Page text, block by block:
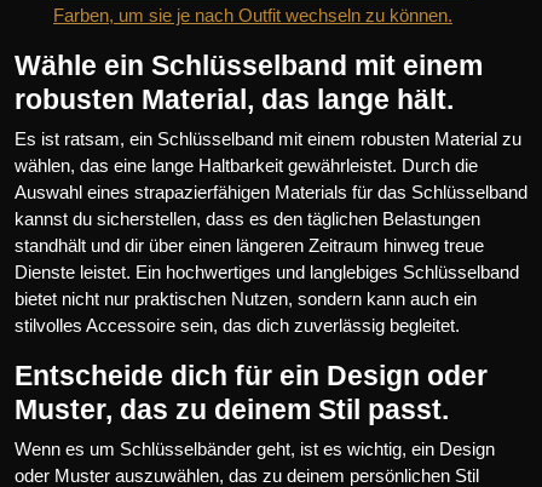
Farben, um sie je nach Outfit wechseln zu können.
Wähle ein Schlüsselband mit einem
robusten Material, das lange hält.
Es ist ratsam, ein Schlüsselband mit einem robusten Material zu
wählen, das eine lange Haltbarkeit gewährleistet. Durch die
Auswahl eines strapazierfähigen Materials für das Schlüsselband
kannst du sicherstellen, dass es den täglichen Belastungen
standhält und dir über einen längeren Zeitraum hinweg treue
Dienste leistet. Ein hochwertiges und langlebiges Schlüsselband
bietet nicht nur praktischen Nutzen, sondern kann auch ein
stilvolles Accessoire sein, das dich zuverlässig begleitet.
Entscheide dich für ein Design oder
Muster, das zu deinem Stil passt.
Wenn es um Schlüsselbänder geht, ist es wichtig, ein Design
oder Muster auszuwählen, das zu deinem persönlichen Stil